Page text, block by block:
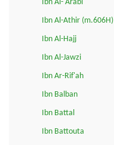
Ibn Al-'Arabi
Ibn Al-Athir (m.606H)
Ibn Al-Hajj
Ibn Al-Jawzi
Ibn Ar-Rif'ah
Ibn Balban
Ibn Battal
Ibn Battouta